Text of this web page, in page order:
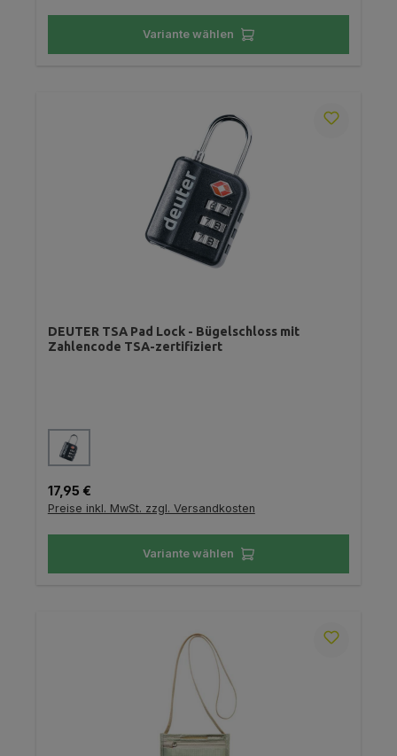
Variante wählen
DEUTER TSA Pad Lock - Bügelschloss mit
Zahlencode TSA-zertifiziert
Farbe
Regulärer Preis:
17,95 €
Preise inkl. MwSt. zzgl. Versandkosten
Variante wählen